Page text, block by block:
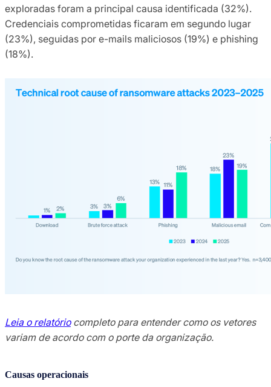
exploradas foram a principal causa identificada (32%).
Credenciais comprometidas ficaram em segundo lugar
(23%), seguidas por e-mails maliciosos (19%) e phishing
(18%).
Leia o relatóriocompleto para entender como os vetores
variam de acordo com o porte da organização.
Causas operacionais